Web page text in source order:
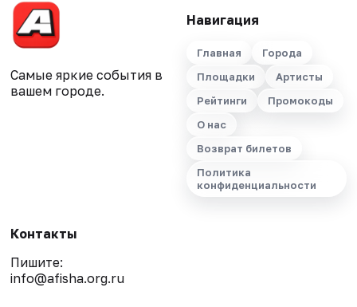
Самые яркие события в
вашем городе.
Навигация
Главная
Города
Площадки
Артисты
Рейтинги
Промокоды
О нас
Возврат билетов
Политика
конфиденциальности
Контакты
Пишите:
info@afisha.org.ru